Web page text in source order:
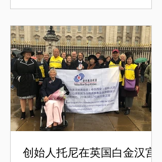
创始人托尼在英国白金汉宫